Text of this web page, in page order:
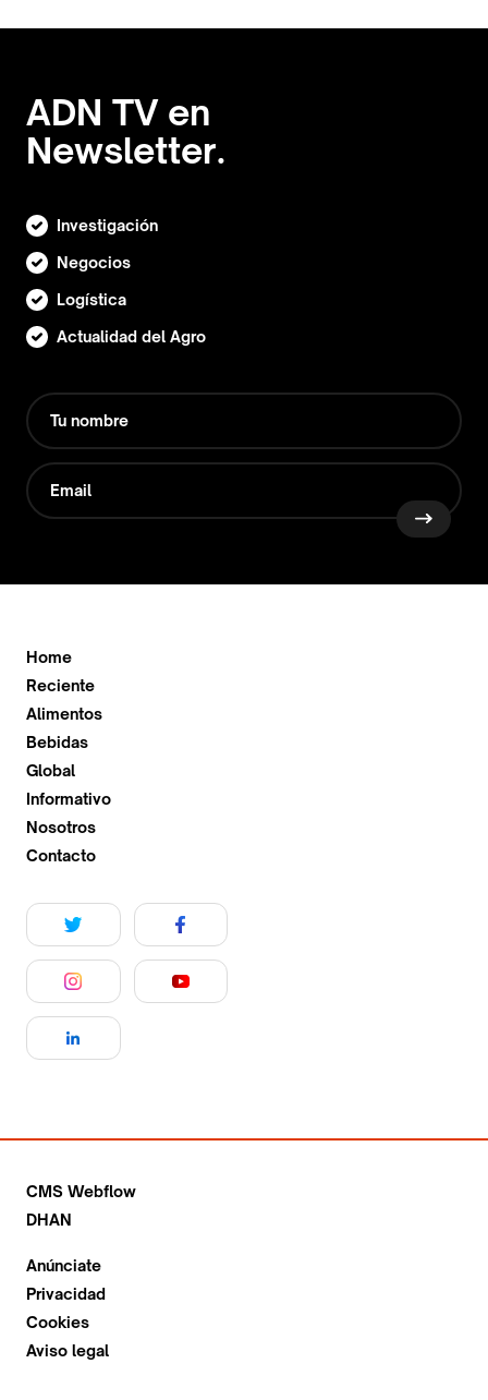
ADN TV en
Newsletter.
Investigación
Negocios
Logística
Actualidad del Agro
Home
Reciente
Alimentos
Bebidas
Global
Informativo
Nosotros
Contacto
CMS Webflow
DHAN
Anúnciate
Privacidad
Cookies
Aviso legal